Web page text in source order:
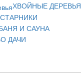
ХВОЙНЫЕ ДЕРЕВЬЯ
И САУНА
ДАЧИ